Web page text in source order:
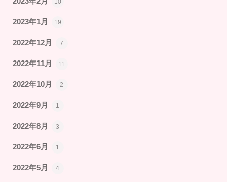
10
2023年1月 19
2022年12月 7
2022年11月 11
2022年10月 2
2022年9月 1
2022年8月 3
2022年6月 1
2022年5月 4